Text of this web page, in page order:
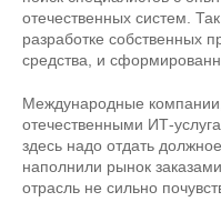
отечественных систем.
разработке собственных
средства, и
Международные
отечественными ИТ-
здесь надо отдать
наполнили рынок
отрасль не сильно